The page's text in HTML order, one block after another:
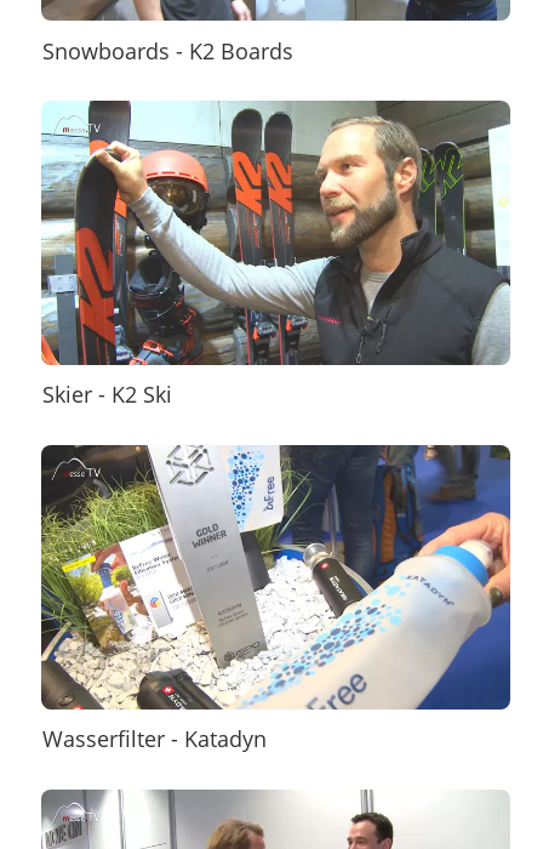
Snowboards - K2 Boards
Skier - K2 Ski
Wasserfilter - Katadyn